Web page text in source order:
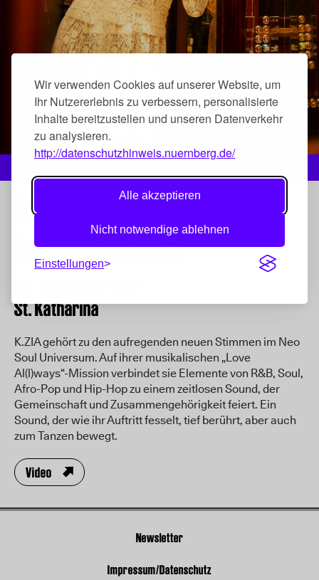
Wir verwenden Cookies auf unserer Website, um
Ihr Nutzererlebnis zu verbessern, personalisierte
Inhalte bereitzustellen und unseren Datenverkehr
zu analysieren.
http://datenschutzhinweis.nuernberg.de/
Alle akzeptieren
Nicht notwendige ablehnen
Einstellungen
Aufgehender Star im Neo-
Soul-Universum
St. Katharina
K.ZIA gehört zu den aufregenden neuen Stimmen im Neo
Soul Universum. Auf ihrer musikalischen „Love
Al(l)ways“-Mission verbindet sie Elemente von R&B, Soul,
Afro-Pop und Hip-Hop zu einem zeitlosen Sound, der
Gemeinschaft und Zusammengehörigkeit feiert. Ein
Sound, der wie ihr Auftritt fesselt, tief berührt, aber auch
zum Tanzen bewegt.
Video
Newsletter
Impressum/Datenschutz